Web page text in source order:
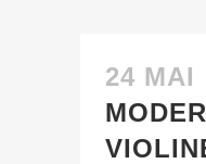
24 MAI